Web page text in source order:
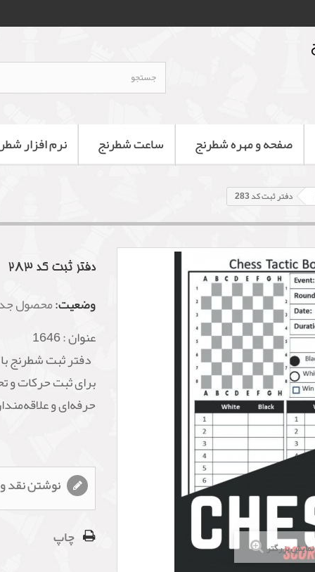
صفحه و مهره شطرنج ساعت شطرنج نرم افزار
دفتر ثبت کد 283
نمایش بزرگتر
دفتر ثبت کد 283
وضعیت:محصول
عنوان :1646
دفتر ثبت شطرنج
برای ثبت حرکات و
حرفه‌ای و
نوشتن نقد
چاپ